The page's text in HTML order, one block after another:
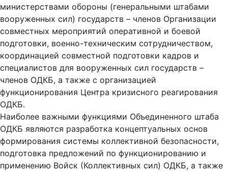
министерствами обороны (генеральными штабами
вооруженных сил) государств – членов Организации
совместных мероприятий оперативной и боевой
подготовки, военно-техническим сотрудничеством,
координацией совместной подготовки кадров и
специалистов для вооруженных сил государств –
членов ОДКБ, а также с организацией
функционирования Центра кризисного реагирования
ОДКБ.
Наиболее важными функциями Объединенного штаба
ОДКБ являются разработка концептуальных основ
формирования системы коллективной безопасности,
подготовка предложений по функционированию и
применению Войск (Коллективных сил) ОДКБ, а также